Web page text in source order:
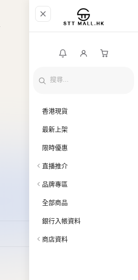
香港現貨
最新上架
限時優惠
直播推介
品牌專區
全部商品
銀行入帳資料
商店資料